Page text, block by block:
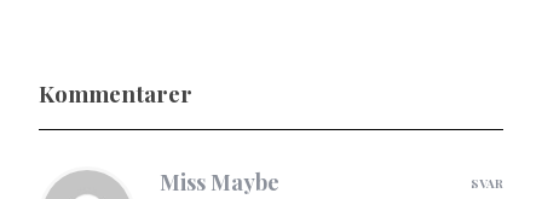
Kommentarer
Miss Maybe SVAR